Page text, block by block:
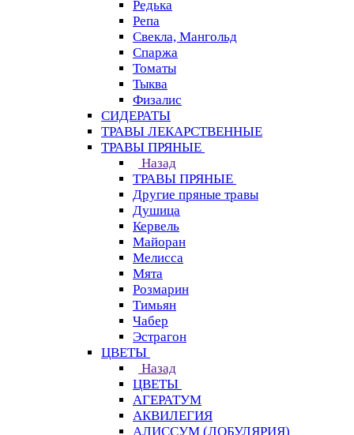
Редька
Репа
Свекла, Мангольд
Спаржа
Томаты
Тыква
Физалис
СИДЕРАТЫ
ТРАВЫ ЛЕКАРСТВЕННЫЕ
ТРАВЫ ПРЯНЫЕ
Назад
ТРАВЫ ПРЯНЫЕ
Другие пряные травы
Душица
Кервель
Майоран
Мелисса
Мята
Розмарин
Тимьян
Чабер
Эстрагон
ЦВЕТЫ
Назад
ЦВЕТЫ
АГЕРАТУМ
АКВИЛЕГИЯ
АЛИССУМ (ЛОБУЛЯРИЯ)